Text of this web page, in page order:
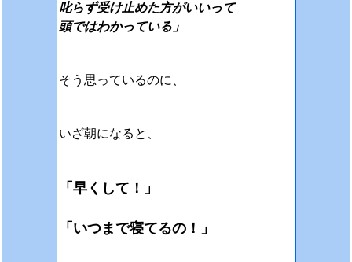
叱らず受け止めた方がいいって
頭ではわかっている」
そう思っているのに、
いざ朝になると、
「早くして！」
「いつまで寝てるの！」